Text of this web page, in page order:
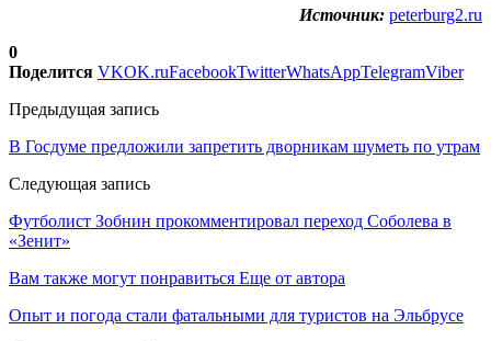
Источник: peterburg2.ru
0
Поделится VKOK.ruFacebookTwitterWhatsAppTelegramViber
Предыдущая запись
В Госдуме предложили запретить дворникам шуметь по утрам
Следующая запись
Футболист Зобнин прокомментировал переход Соболева в
«Зенит»
Вам также могут понравиться Еще от автора
Опыт и погода стали фатальными для туристов на Эльбрусе